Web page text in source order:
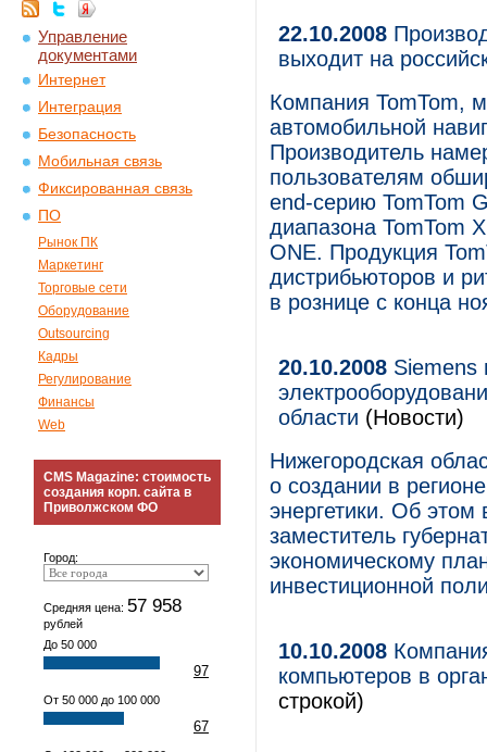
Управление
документами
Интернет
Интеграция
Безопасность
Мобильная связь
Фиксированная связь
ПО
Рынок ПК
Маркетинг
Торговые сети
Оборудование
Outsourcing
Кадры
Регулирование
Финансы
Web
CMS Magazine: стоимость
создания корп. сайта в
Приволжском ФО
Город:
Средняя цена: 57 958
рублей
До 50 000
97
От 50 000 до 100 000
67
22.10.2008
выходит на
Компания TomTom,
автомобильной
Производитель
пользователям
end-серию TomTom
диапазона TomTom
ONE. Продукция
дистрибьюторов и
в рознице с конца
20.10.2008 Siemens
области (Новости)
Нижегородская
о создании в
энергетики. Об
заместитель
экономическому
инвестиционной
10.10.2008
компьютеров в
строкой)